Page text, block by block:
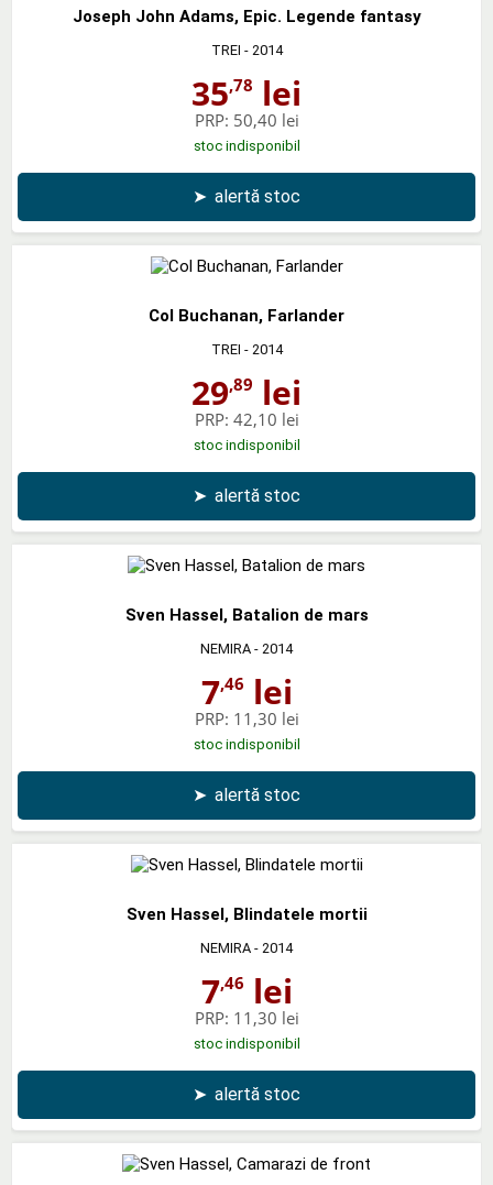
Joseph John Adams, Epic. Legende fantasy
TREI - 2014
35,78 lei
PRP: 50,40 lei
stoc indisponibil
➤ alertă stoc
Col Buchanan, Farlander
TREI - 2014
29,89 lei
PRP: 42,10 lei
stoc indisponibil
➤ alertă stoc
Sven Hassel, Batalion de mars
NEMIRA - 2014
7,46 lei
PRP: 11,30 lei
stoc indisponibil
➤ alertă stoc
Sven Hassel, Blindatele mortii
NEMIRA - 2014
7,46 lei
PRP: 11,30 lei
stoc indisponibil
➤ alertă stoc